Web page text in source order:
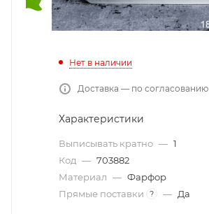
Нет в наличии
Доставка — по согласованию
Характеристики
Выписывать кратно — 1
Код — 703882
Материал — Фарфор
Прямые поставки
? — Да